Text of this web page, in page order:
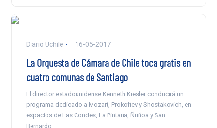
Diario Uchile 16-05-2017
La Orquesta de Cámara de Chile toca gratis en
cuatro comunas de Santiago
El director estadounidense Kenneth Kiesler conducirá un
programa dedicado a Mozart, Prokofiev y Shostakovich, en
espacios de Las Condes, La Pintana, Ñuñoa y San
Bernardo.